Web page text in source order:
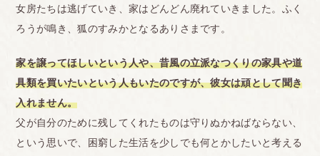
女房たちは逃げていき、家はどんどん廃れていきました。ふく
ろうが鳴き、狐のすみかとなるありさまです。
家を譲ってほしいという人や、昔風の立派なつくりの家具や道
具類を買いたいという人もいたのですが、彼女は頑として聞き
入れません。
父が自分のために残してくれたものは守りぬかねばならない、
という思いで、困窮した生活を少しでも何とかしたいと考える